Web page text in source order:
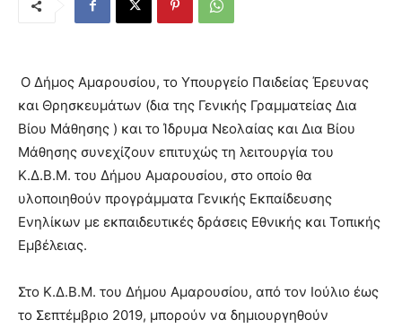
Ο Δήμος Αμαρουσίου, το Υπουργείο Παιδείας Έρευνας
και Θρησκευμάτων (δια της Γενικής Γραμματείας Δια
Βίου Μάθησης ) και το Ίδρυμα Νεολαίας και Δια Βίου
Μάθησης συνεχίζουν επιτυχώς τη λειτουργία του
Κ.Δ.Β.Μ. του Δήμου Αμαρουσίου, στο οποίο θα
υλοποιηθούν προγράμματα Γενικής Εκπαίδευσης
Ενηλίκων με εκπαιδευτικές δράσεις Εθνικής και Τοπικής
Εμβέλειας.
Στο Κ.Δ.Β.Μ. του Δήμου Αμαρουσίου, από τον Ιούλιο έως
το Σεπτέμβριο 2019, μπορούν να δημιουργηθούν